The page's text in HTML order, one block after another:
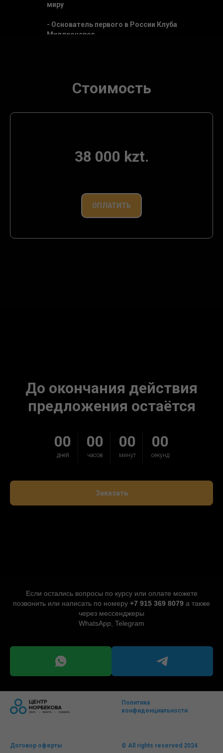
миру
- Основатель первого в России Клуба
Миллионеров
Стоимость
38 000 kzt.
ОПЛАТИТЬ
До окончания действия
предложения остаётся
00
дней
00
часов
00
минут
00
секунд
Заказать
Если остались вопросы по курсу или оплате можете
позвонить или написать по номеру +7 915 369 8079 а также
через мессенджеры
WhatsApp, Telegram
Политика
конфиденциальности
Договор оферты © All rights reserved 2024